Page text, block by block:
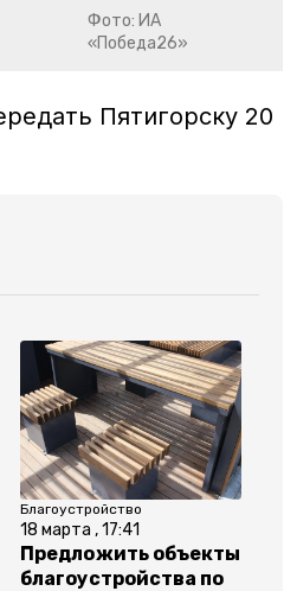
Фото: ИА
«Победа26»
Пятигорску 20
Благоустройство
18 марта , 17:41
Предложить объекты
благоустройства по